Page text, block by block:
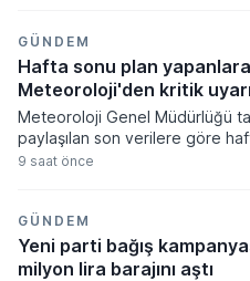
düzenlemeler kapsamında iki
platformu ve bir gölge
yaptırım listesine dahil edildi.
GÜNDEM
Hafta sonu plan yapanlara
Meteoroloji'den kritik uyarı
Meteoroloji Genel Müdürlüğü
paylaşılan son verilere göre
boyunca yurdun büyük
seyretmesi beklenirken,
kuzeyi ile Karadeniz kıyılarında
geçişlerinin görülebileceği
9 saat önce
GÜNDEM
Yeni parti bağış
milyon lira barajını aştı